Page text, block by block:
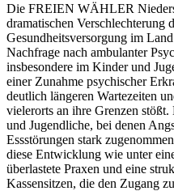
Die FREIEN WÄHLER
dramatischen Verschlechterung
Gesundheitsversorgung im
Nachfrage nach ambulanter
insbesondere im Kinder und
einer Zunahme psychischer
deutlich längeren Wartezeiten
vielerorts an ihre Grenzen
und Jugendliche, bei denen
Essstörungen stark
diese Entwicklung wie unter
überlastete Praxen und eine
Kassensitzen, die den Zugang